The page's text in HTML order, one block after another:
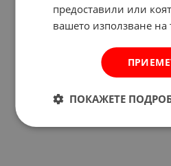
предоставили или
вашето използване на
ПОКАЖЕТЕ